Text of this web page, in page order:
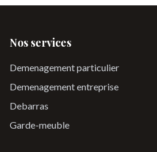
Nos services
Demenagement particulier
Demenagement entreprise
Debarras
Garde-meuble